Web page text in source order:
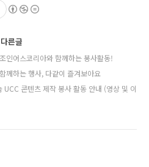
른글
인어스코리아와 함께하는 봉사활동!
께하는 행사, 다같이 즐겨보아요
콘텐츠 제작 봉사 활동 안내 (영상 및 이